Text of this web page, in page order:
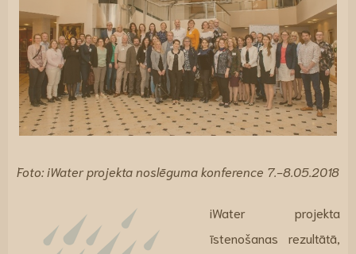
Foto: iWater projekta noslēguma konference 7.-8.05.2018
iWater projekta
īstenošanas rezultātā,